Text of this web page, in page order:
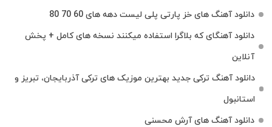
دانلود آهنگ های خز پارتی پلی لیست دهه های 60 70 80
دانلود آهنگای که بلاگرا استفاده میکنند نسخه های کامل + پخش
آنلاین
دانلود آهنگ ترکی جدید بهترین موزیک‌ های ترکی آذربایجان، تبریز و
استانبول
دانلود آهنگ های آرش محسنی